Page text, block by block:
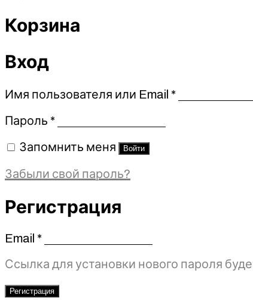
Корзина
Вход
Имя пользователя или Email *Обязательно
Пароль *Обязательно
Запомнить меня Войти
Забыли свой пароль?
Регистрация
Email *Обязательно
Ссылка для установки нового пароля
Регистрация